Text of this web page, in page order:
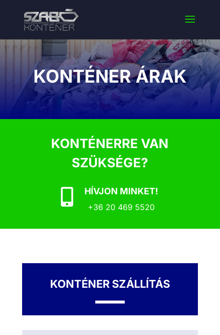
KONTÉNER ÁRAK
KONTÉNERRE VAN
SZÜKSÉGE?
 HÍVJON MINKET!
+36 20 469 5520
KONTÉNER SZÁLLÍTÁS